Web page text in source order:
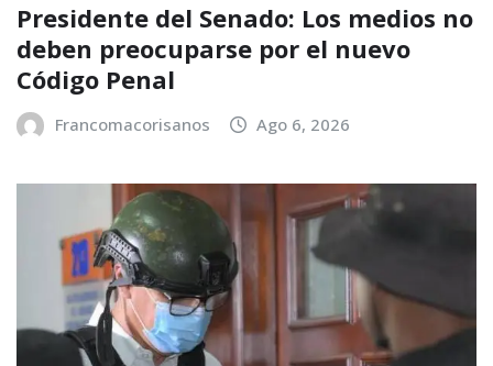
Presidente del Senado: Los medios no
deben preocuparse por el nuevo
Código Penal
Francomacorisanos Ago 6, 2026